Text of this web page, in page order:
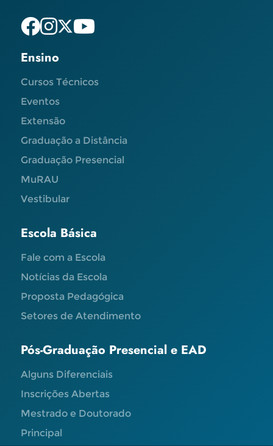
Ensino
Cursos Técnicos
Eventos
Extensão
Graduação a Distância
Graduação Presencial
MuRAU
Vestibular
Escola Básica
Fale com a Escola
Notícias da Escola
Proposta Pedagógica
Setores de Atendimento
Pós-Graduação Presencial e EAD
Alguns Diferenciais
Inscrições Abertas
Mestrado e Doutorado
Principal